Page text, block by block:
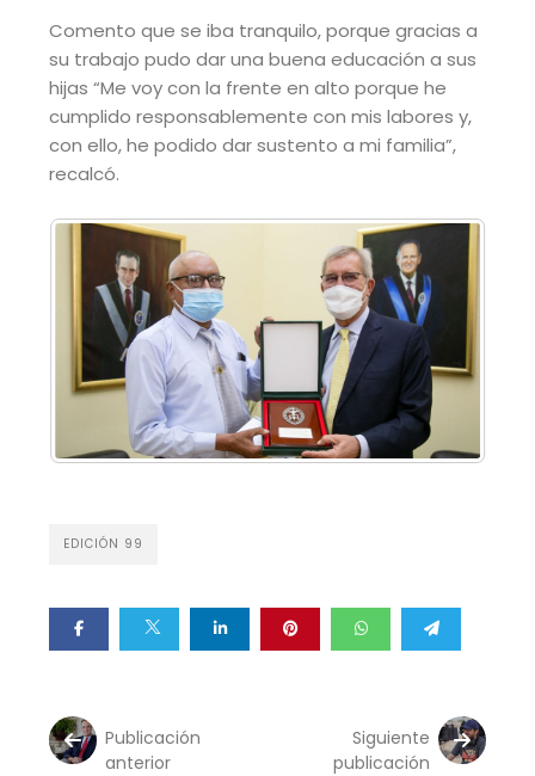
Comento que se iba tranquilo, porque gracias a
su trabajo pudo dar una buena educación a sus
hijas “Me voy con la frente en alto porque he
cumplido responsablemente con mis labores y,
con ello, he podido dar sustento a mi familia”,
recalcó.
EDICIÓN 99
Publicación
anterior
Siguiente
publicación